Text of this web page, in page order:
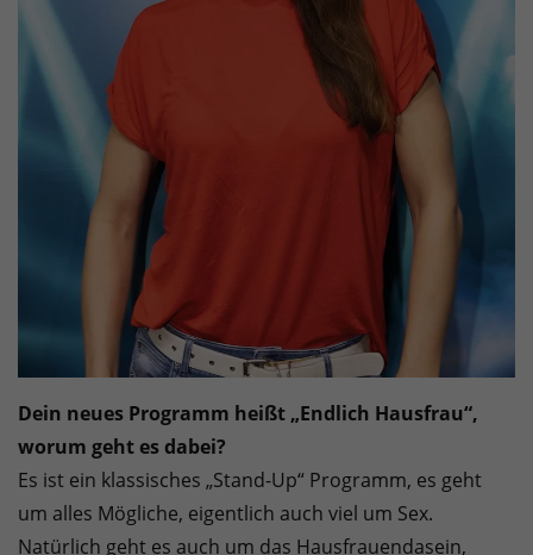
Dein neues Programm heißt „Endlich Hausfrau“,
worum geht es dabei?
Es ist ein klassisches „Stand-Up“ Programm, es geht
um alles Mögliche, eigentlich auch viel um Sex.
Natürlich geht es auch um das Hausfrauendasein,